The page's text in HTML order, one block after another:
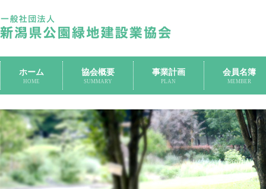
ホーム
HOME
協会概要
SUMMARY
事業計画
PLAN
会員名簿
MEMBER